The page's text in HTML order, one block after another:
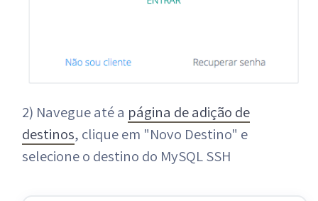
2) Navegue até a página de adição de
destinos, clique em "Novo Destino" e
selecione o destino do MySQL SSH